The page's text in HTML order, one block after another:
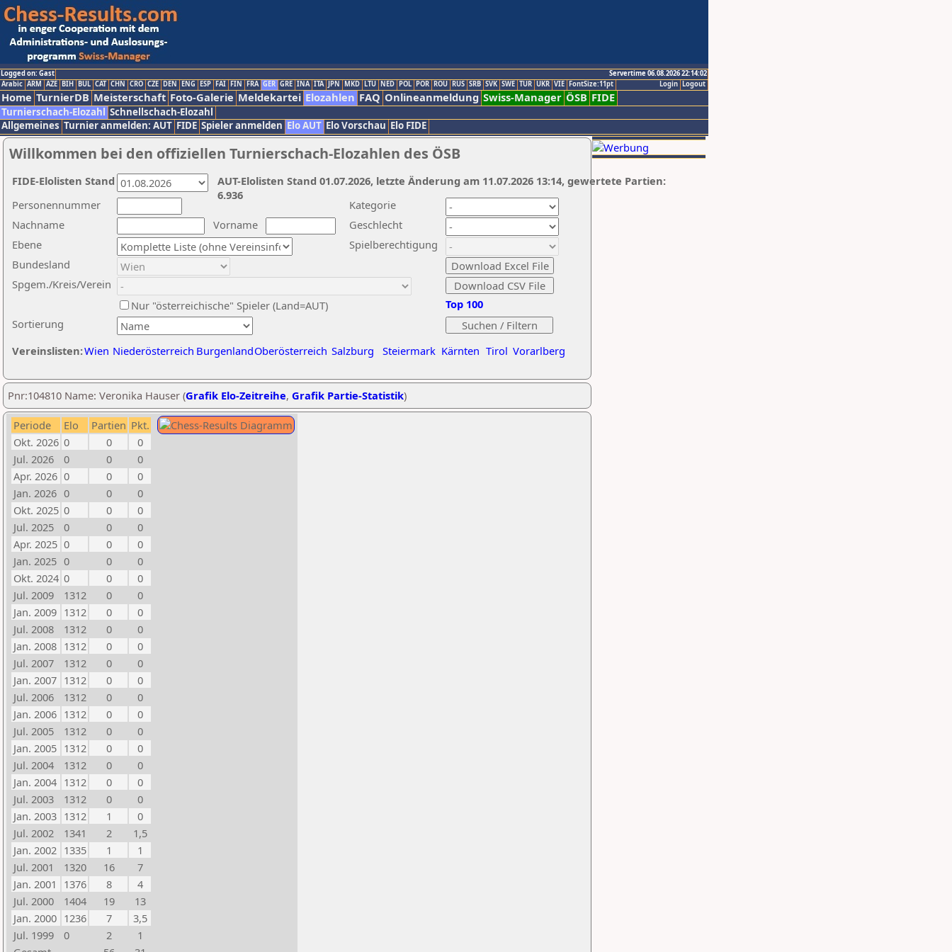
Logged on: Gast
Servertime 06.08.2026 22:14:02
Logout
Login
Arabic ARM AZE BIH BUL CAT CHN CRO CZE DEN ENG ESP FAI FIN FRA GER GRE INA ITA JPN MKD LTU NED POL POR ROU RUS SRB SVK SWE TUR UKR VIE FontSize:11pt
Home TurnierDB Meisterschaft Foto-Galerie Meldekartei Elozahlen FAQ Onlineanmeldung Swiss-Manager ÖSB FIDE
Turnierschach-Elozahl Schnellschach-Elozahl
Allgemeines Turnier anmelden: AUT FIDE Spieler anmelden Elo AUT Elo Vorschau Elo FIDE
Willkommen bei den offiziellen Turnierschach-Elozahlen des ÖSB
Nachname
Vorname
Ebene
Kategorie
Sortierung
Personennummer
Bundesland
Spgem./Kreis/Verein
Geschlecht
Nur "österreichische" Spieler (Land=AUT)
Spielberechtigung
Vereinslisten:Wien Niederösterreich BurgenlandOberösterreich Salzburg Steiermark Kärnten Tirol Vorarlberg
Top 100
AUT-Elolisten Stand 01.07.2026, letzte Änderung am 11.07.2026 13:14, gewertete Partien:
6.936
FIDE-Elolisten Stand
Pnr:104810 Name: Veronika Hauser (Grafik Elo-Zeitreihe, Grafik Partie-Statistik)
Periode Elo Partien Pkt.
Okt. 2026 0 0
0
Jul. 2026
0 0
0
Apr. 2026 0 0
0
Jan. 2026 0 0
0
Okt. 2025 0 0
0
Jul. 2025
0 0
0
Apr. 2025 0 0
0
Jan. 2025 0 0
0
Okt. 2024 0 0
0
Jul. 2009
1312 0
0
Jan. 2009 1312 0
0
Jul. 2008
1312 0
0
Jan. 2008 1312 0
0
Jul. 2007
1312 0
0
Jan. 2007 1312 0
0
Jul. 2006
1312 0
0
Jan. 2006 1312 0
0
Jul. 2005
1312 0
0
Jan. 2005 1312 0
0
Jul. 2004
1312 0
0
Jan. 2004 1312 0
0
Jul. 2003
1312 0
0
Jan. 2003 1312 1
0
Jul. 2002
1341 2
1,5
Jan. 2002 1335 1
1
Jul. 2001
1320 16
7
Jan. 2001
1376 8
4
Jul. 2000
1404 19
13
Jan. 2000 1236 7
3,5
Jul. 1999
0 2
1